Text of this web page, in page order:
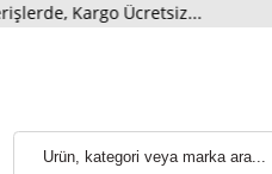
Kargo Ücretsiz...